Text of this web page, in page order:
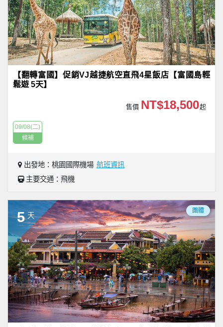
【翻轉富國】促銷VJ越捷航空直飛4星飯店【富國島輕
鬆遊 5天】
售價 NT$18,500起
09/08(二)
候補
出發地：桃園國際機場 航班資訊
主要交通：飛機
5 天
團體